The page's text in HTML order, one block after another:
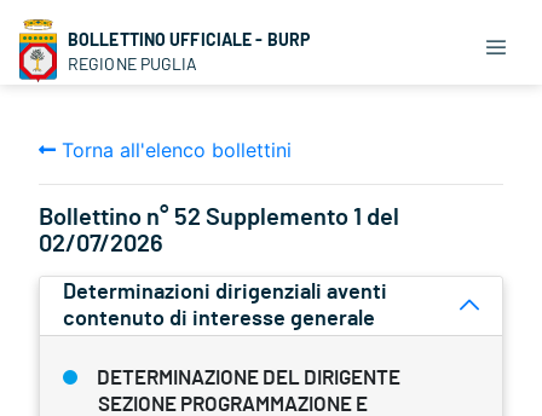
BOLLETTINO UFFICIALE - BURP
REGIONE PUGLIA
Torna all'elenco bollettini
Bollettino n° 52 Supplemento 1 del
02/07/2026
Determinazioni dirigenziali aventi
contenuto di interesse generale
DETERMINAZIONE DEL DIRIGENTE
SEZIONE PROGRAMMAZIONE E